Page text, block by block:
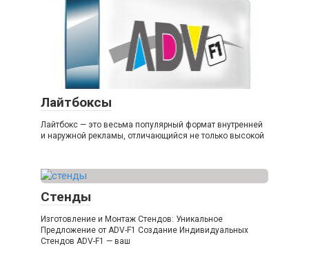
Лайтбоксы
Лайтбокс — это весьма популярный формат внутренней
и наружной рекламы, отличающийся не только высокой
Стенды
Изготовление и Монтаж Стендов: Уникальное
Предложение от ADV-F1 Создание Индивидуальных
Стендов ADV-F1 — ваш